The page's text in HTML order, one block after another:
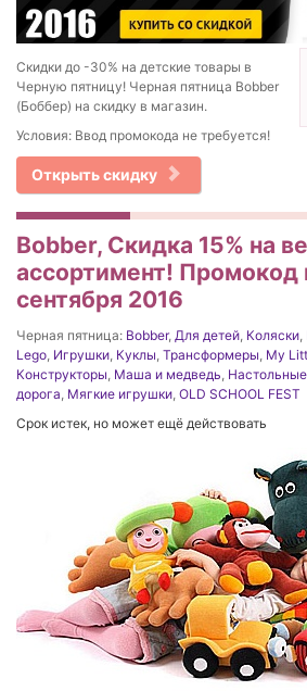
Скидки до -30% на детские товары в
Черную пятницу! Черная пятница Bobber
(Боббер) на скидку в магазин.
Условия: Ввод промокода не требуется!
Открыть скидку
Bobber, Скидка 15% на
ассортимент! Промокод
сентября 2016
Черная пятница: Bobber, Для детей Коляски
Lego Игрушки Куклы Трансформеры My
Конструкторы Маша и медведь
дорога Мягкие игрушки OLD SCHOOL FEST
Срок истек, но может ещё действовать